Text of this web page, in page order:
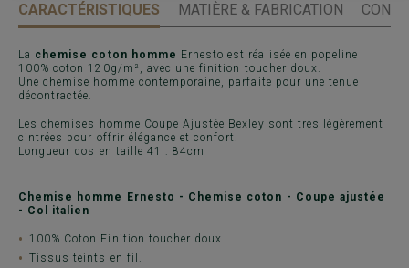
CARACTÉRISTIQUES MATIÈRE & FABRICATION
La chemise coton homme Ernesto est réalisée en popeline
100% coton 120g/m², avec une finition toucher doux.
Une chemise homme contemporaine, parfaite pour une tenue
décontractée.
Les chemises homme Coupe Ajustée Bexley sont très légèrement
cintrées pour offrir élégance et confort.
Longueur dos en taille 41 : 84cm
Chemise homme Ernesto - Chemise coton - Coupe ajustée
- Col italien
100% Coton Finition toucher doux.
Tissus teints en fil.